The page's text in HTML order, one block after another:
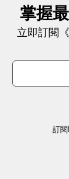
文件撰寫、
AI 嗎？
處理器，
）最新推出
合了微軟
與全天候
掌握
立即訂閱
訂